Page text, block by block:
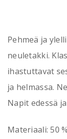
Pehmeä ja
neuletakki.
ihastuttavat
ja helmassa.
Napit edessä
Materiaali: 50